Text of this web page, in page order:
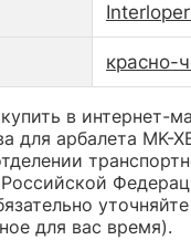
красно-
в интернет-
для арбалета
для вас время).